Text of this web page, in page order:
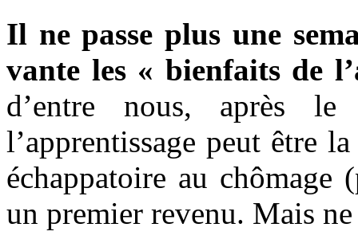
Il ne passe plus une
vante les « bienfaits de
d’entre nous, après
l’apprentissage peut être
échappatoire au chômage
un premier revenu. Mais